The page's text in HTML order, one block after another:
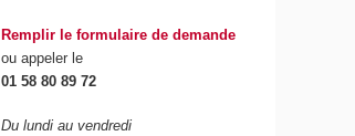
Remplir le formulaire de demande
ou appeler le
01 58 80 89 72
Du lundi au vendredi